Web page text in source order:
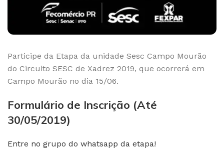
Participe da Etapa da unidade Sesc Campo Mourão
do Circuito SESC de Xadrez 2019, que ocorrerá em
Campo Mourão no dia 15/06.
Formulário de Inscrição (Até
30/05/2019)
Entre no grupo do whatsapp da etapa!